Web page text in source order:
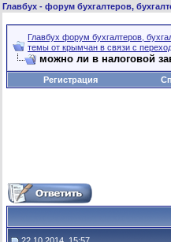
Главбух - форум бухгалтеров,
Главбух форум бухгалтеров,
темы от крымчан в связи с
можно ли в налоговой
Регистрация